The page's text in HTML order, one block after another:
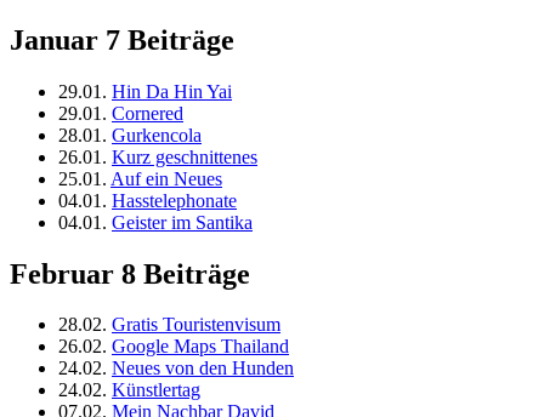
Januar 7 Beiträge
29.01. Hin Da Hin Yai
29.01. Cornered
28.01. Gurkencola
26.01. Kurz geschnittenes
25.01. Auf ein Neues
04.01. Hasstelephonate
04.01. Geister im Santika
Februar 8 Beiträge
28.02. Gratis Touristenvisum
26.02. Google Maps Thailand
24.02. Neues von den Hunden
24.02. Künstlertag
07.02. Mein Nachbar David